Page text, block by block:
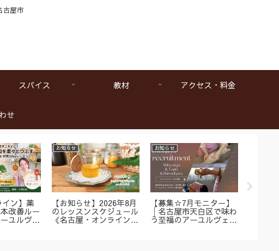
古屋市
スパイス 教材 アクセス・料金
せ
イン】薬
改善ルー
ユルヴェ
お知らせ
【お知らせ】2026年8月
のレッスンスケジュール
《名古屋・オンラインア
お知らせ
【募集☆7月モニター】
│名古屋市天白区で味わ
う至福のアーユルヴェー